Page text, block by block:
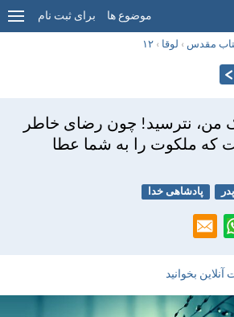
موضوع ها برای ثبت نام
مقدس › لوقا ›۱۲
من، نترسيد! چون رضای خاطر
كه ملكوت را به شما عطا
پدر پادشاهی خدا
بخوانید